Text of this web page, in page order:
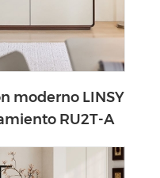
moderno LINSY
RU2T-A